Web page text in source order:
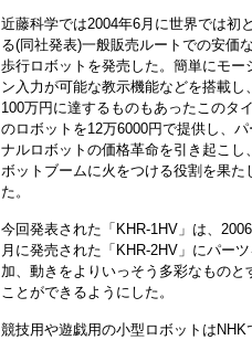
近藤科学では2004年6月に世界では初
る(同社発表)一般販売ルートでの安価
歩行ロボットを発売した。簡単にモー
ン入力が可能な教示機能などを搭載し
100万円に達するものもあったこのタ
のロボットを12万6000円で提供し、パ
ナルロボットの価格革命を引き起こし
ボットブームに火をつける役割を果た
た。
今回発表された「KHR-1HV」は、
月に発売された「KHR-2HV」にパー
加、動きをよりいっそう多彩なものと
ことができるようにした。
競技用や遊戯用の小型ロボットはNHK